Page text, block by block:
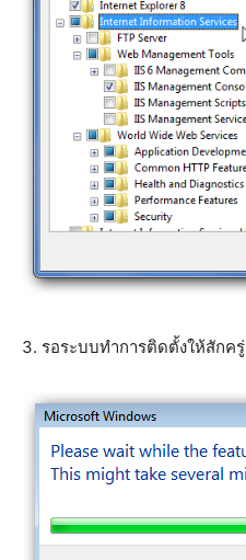
3. รอระบบทำการติดตั้งให้สักครู่